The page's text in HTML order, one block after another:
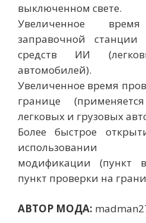
выключенном свете.
Увеличенное
заправочной
средств ИИ
автомобилей).
Увеличенное время
границе
легковых и грузовых
Более быстрое
использовании
модификации (пункт
пункт проверки на
АВТОР МОДА: